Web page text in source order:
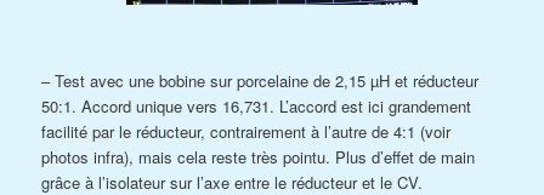
– Test avec une bobine sur porcelaine de 2,15 µH et réducteur
50:1. Accord unique vers 16,731. L’accord est ici grandement
facilité par le réducteur, contrairement à l’autre de 4:1 (voir
photos infra), mais cela reste très pointu. Plus d’effet de main
grâce à l’isolateur sur l’axe entre le réducteur et le CV.